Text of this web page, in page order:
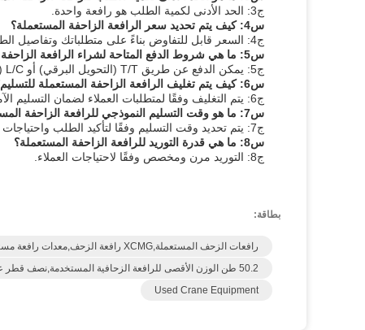
ج3: الحد الأدنى لكمية الطلب هو رافعة واحدة.
س4: كيف يتم تحديد سعر الرافعة الزاحفة المستعملة؟
ج4: السعر قابل للتفاوض بناءً على متطلباتك وتفاصيل الطلب.
س5: ما هي شروط الدفع المتاحة لشراء الرافعة الزاحفة المستعملة؟
ج5: يمكن الدفع عن طريق T/T (التحويل البرقي) أو L/C (خطاب الاعتماد).
س6: كيف يتم تغليف الرافعة الزاحفة المستعملة للتسليم؟
ج6: يتم التغليف وفقًا لمتطلبات العملاء لضمان التسليم الآمن.
س7: ما هو وقت التسليم النموذجي للرافعة الزاحفة المستعملة؟
ج7: يتم تحديد وقت التسليم وفقًا لتأكيد الطلب واحتياجات العملاء المحددة.
س8: ما هي قدرة التوريد للرافعة الزاحفة المستعملة؟
ج8: التوريد مرن ومخصص وفقًا لاحتياجات العملاء.
بطاقة:
رافعات الزحف المستعملة,XCMG رافعة الزحف,معدات رافعة مستعملة
50.2 طن الوزن الأقصى للرافعة الزحافية المستخدمة,نصف قطر عمل 50 متر رافعة زاحفة 85 طن,ارتفاع رفع 30 متر آلة رفع الأثقال
Used Crane Equipment